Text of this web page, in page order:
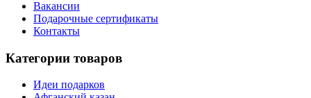
Вакансии
Подарочные сертификаты
Контакты
Категории товаров
Идеи подарков